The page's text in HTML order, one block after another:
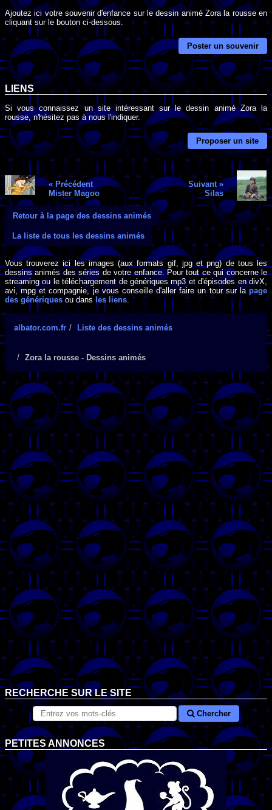
Ajoutez ici votre souvenir d'enfance sur le dessin animé Zora la rousse en
cliquant sur le bouton ci-dessous.
Poster un souvenir
LIENS
Si vous connaissez un site intéressant sur le dessin animé Zora la
rousse, n'hésitez pas à nous l'indiquer.
Proposer un site
« Précédent
Mister Magoo
Suivant »
Silas
Retour à la page des dessins animés
La liste de tous les dessins animés
Vous trouverez ici les images (aux formats gif, jpg et png) de tous les
dessins animés des séries de votre enfance. Pour tout ce qui concerne le
streaming ou le téléchargement de génériques mp3 et d'épisodes en divX,
avi, mpg et compagnie, je vous conseille d'aller faire un tour sur lapage
des génériques ou dans les liens.
albator.com.fr Liste des dessins animés
Zora la rousse - Dessins animés
RECHERCHE SUR LE SITE
Chercher
PETITES ANNONCES